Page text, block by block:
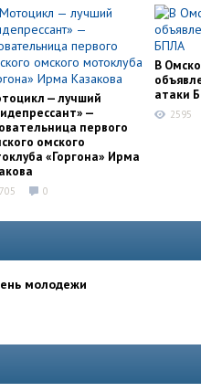
— лучший
—
первого
омского
«Горгона» Ирма
0
В
атаки
2595
молодежи